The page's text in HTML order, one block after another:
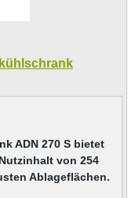
ADN 270 S bietet
von 254
Ablageflächen.